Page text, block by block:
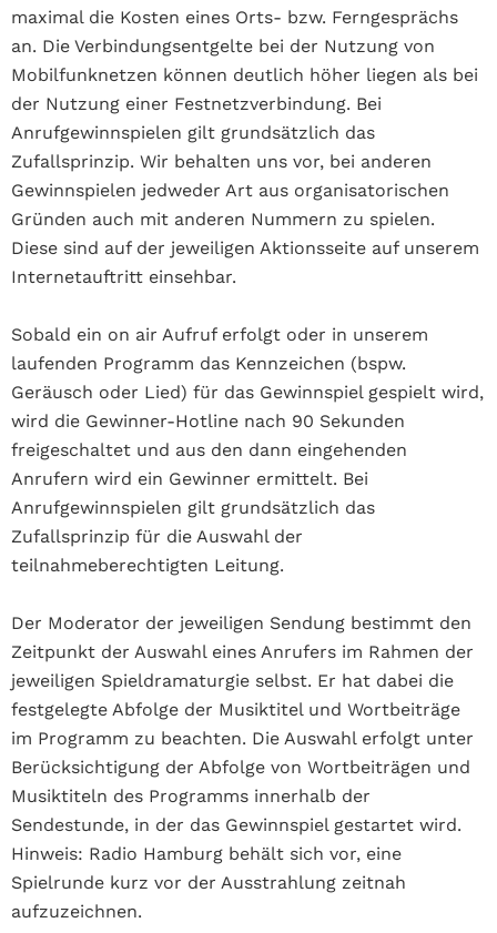
maximal die Kosten eines Orts- bzw. Ferngesprächs
an. Die Verbindungsentgelte bei der Nutzung von
Mobilfunknetzen können deutlich höher liegen als bei
der Nutzung einer Festnetzverbindung. Bei
Anrufgewinnspielen gilt grundsätzlich das
Zufallsprinzip. Wir behalten uns vor, bei anderen
Gewinnspielen jedweder Art aus organisatorischen
Gründen auch mit anderen Nummern zu spielen.
Diese sind auf der jeweiligen Aktionsseite auf unserem
Internetauftritt einsehbar.
Sobald ein on air Aufruf erfolgt oder in unserem
laufenden Programm das Kennzeichen (bspw.
Geräusch oder Lied) für das Gewinnspiel gespielt wird,
wird die Gewinner-Hotline nach 90 Sekunden
freigeschaltet und aus den dann eingehenden
Anrufern wird ein Gewinner ermittelt. Bei
Anrufgewinnspielen gilt grundsätzlich das
Zufallsprinzip für die Auswahl der
teilnahmeberechtigten Leitung.
Der Moderator der jeweiligen Sendung bestimmt den
Zeitpunkt der Auswahl eines Anrufers im Rahmen der
jeweiligen Spieldramaturgie selbst. Er hat dabei die
festgelegte Abfolge der Musiktitel und Wortbeiträge
im Programm zu beachten. Die Auswahl erfolgt unter
Berücksichtigung der Abfolge von Wortbeiträgen und
Musiktiteln des Programms innerhalb der
Sendestunde, in der das Gewinnspiel gestartet wird.
Hinweis: Radio Hamburg behält sich vor, eine
Spielrunde kurz vor der Ausstrahlung zeitnah
aufzuzeichnen.